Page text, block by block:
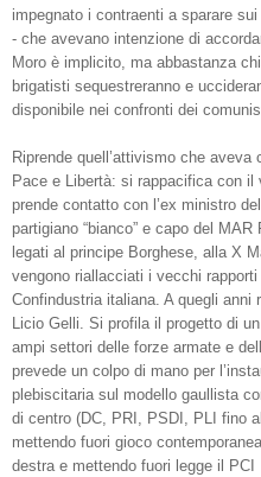
impegnato i contraenti a sparare
- che avevano intenzione di
Moro è implicito, ma abbastanza
brigatisti sequestreranno e
disponibile nei confronti dei
Riprende quell’attivismo che
Pace e Libertà: si rappacifica con
prende contatto con l’ex ministro
partigiano “bianco” e capo del
legati al principe Borghese, alla X
vengono riallacciati i vecchi
Confindustria italiana. A quegli anni
Licio Gelli. Si profila il progetto di
ampi settori delle forze armate e
prevede un colpo di mano per
plebiscitaria sul modello gaullista
di centro (DC, PRI, PSDI, PLI fino
mettendo fuori gioco
destra e mettendo fuori legge il PCI